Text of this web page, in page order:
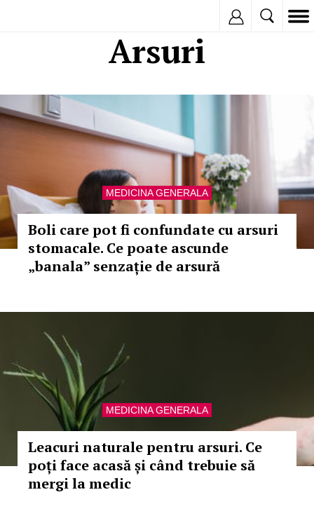
Arsuri
MEDICINA GENERALA
Boli care pot fi confundate cu arsuri
stomacale. Ce poate ascunde
„banala” senzație de arsură
MEDICINA GENERALA
Leacuri naturale pentru arsuri. Ce
poți face acasă și când trebuie să
mergi la medic